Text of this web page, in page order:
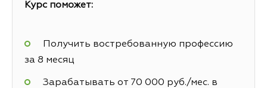
Курс поможет:
Получить востребованную профессию
за 8 месяц
Зарабатывать от 70 000 руб./мес. в